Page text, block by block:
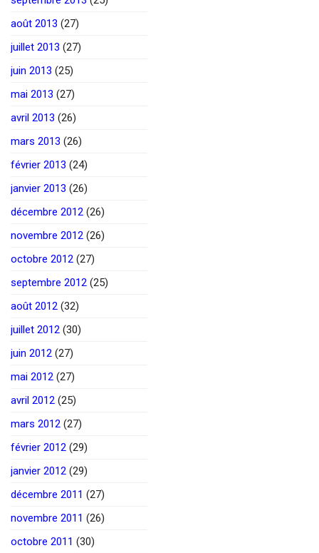
août 2013 (27)
juillet 2013 (27)
juin 2013 (25)
mai 2013 (27)
avril 2013 (26)
mars 2013 (26)
février 2013 (24)
janvier 2013 (26)
décembre 2012 (26)
novembre 2012 (26)
octobre 2012 (27)
septembre 2012 (25)
août 2012 (32)
juillet 2012 (30)
juin 2012 (27)
mai 2012 (27)
avril 2012 (25)
mars 2012 (27)
février 2012 (29)
janvier 2012 (29)
décembre 2011 (27)
novembre 2011 (26)
octobre 2011 (30)